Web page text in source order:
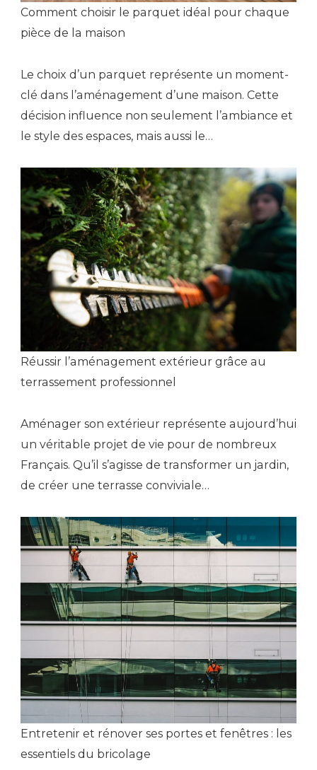
Comment choisir le parquet idéal pour chaque
pièce de la maison
Le choix d’un parquet représente un moment-
clé dans l’aménagement d’une maison. Cette
décision influence non seulement l’ambiance et
le style des espaces, mais aussi le…
Réussir l’aménagement extérieur grâce au
terrassement professionnel
Aménager son extérieur représente aujourd’hui
un véritable projet de vie pour de nombreux
Français. Qu’il s’agisse de transformer un jardin,
de créer une terrasse conviviale…
Entretenir et rénover ses portes et fenêtres : les
essentiels du bricolage